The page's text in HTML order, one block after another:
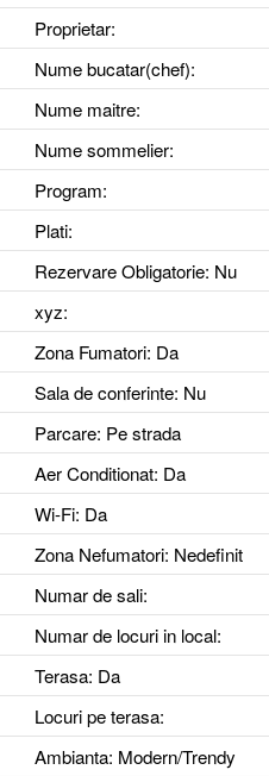
Proprietar:
Nume bucatar(chef):
Nume maitre:
Nume sommelier:
Program:
Plati:
Rezervare Obligatorie: Nu
xyz:
Zona Fumatori: Da
Sala de conferinte: Nu
Parcare: Pe strada
Aer Conditionat: Da
Wi-Fi: Da
Zona Nefumatori: Nedefinit
Numar de sali:
Numar de locuri in local:
Terasa: Da
Locuri pe terasa:
Ambianta: Modern/Trendy